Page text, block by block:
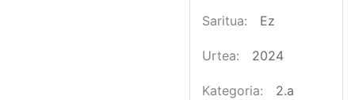
Saritua Ez
Urtea 2024
Kategoria 2.a